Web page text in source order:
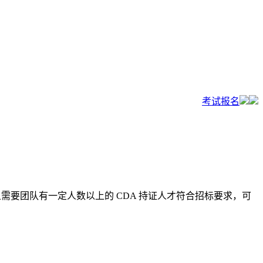
考试报名
要团队有一定人数以上的 CDA 持证人才符合招标要求，可